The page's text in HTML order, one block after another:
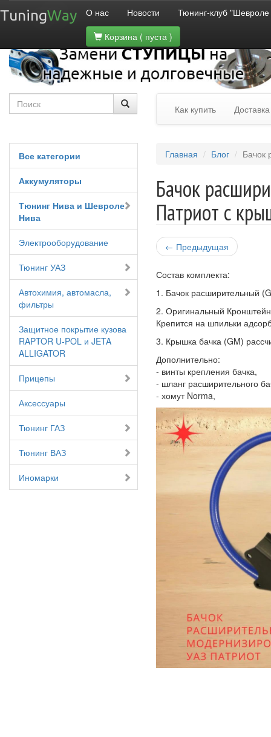
TuningWay О нас Новости
Тюнинг-клуб
Корзина ( пуста )
Как купить Доставка
Все категории
Аккумуляторы
Тюнинг Нива и Шевроле
Нива
Электрооборудование
Тюнинг УАЗ
Автохимия, автомасла,
фильтры
Защитное покрытие кузова
RAPTOR U-POL и JETA
ALLIGATOR
Прицепы
Аксессуары
Тюнинг ГАЗ
Тюнинг ВАЗ
Иномарки
Главная Блог Бачок
Бачок
Патриот с
← Предыдущая
Состав комплекта:
1. Бачок расширительный
2. Оригинальный
Крепится на шпильки
3. Крышка бачка (GM)
Дополнительно:
- винты крепления бачка,
- шланг расширительного
- хомут Norma,